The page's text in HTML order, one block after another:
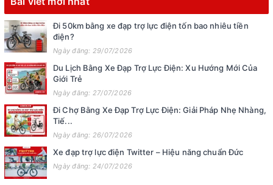
Đi 50km bằng xe đạp trợ lực điện tốn bao nhiêu tiền
điện?
Ngày đăng: 29/07/2026
Du Lịch Bằng Xe Đạp Trợ Lực Điện: Xu Hướng Mới Của
Giới Trẻ
Ngày đăng: 27/07/2026
Đi Chợ Bằng Xe Đạp Trợ Lực Điện: Giải Pháp Nhẹ Nhàng,
Tiế...
Ngày đăng: 26/07/2026
Xe đạp trợ lực điện Twitter – Hiệu năng chuẩn Đức
Ngày đăng: 24/07/2026